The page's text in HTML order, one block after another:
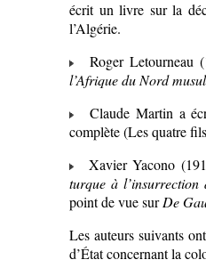
écrit un livre sur la
l’Algérie.
Roger Letourneau
l’Afrique du Nord
Claude Martin a
complète (Les quatre
Xavier Yacono
turque à l’insurrection
point de vue surDe
Les auteurs suivants
d’État concernant la